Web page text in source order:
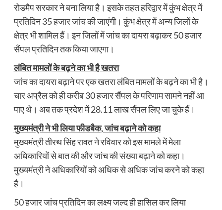
रोडमैप सरकार ने बना लिया है। इसके तहत हरिद्वार में कुंभ क्षेत्र में
प्रतिदिन 35 हजार जांच की जाएंगी। कुंभ क्षेत्र में अन्य जिलों के
क्षेत्र भी शामिल हैं। इन जिलों में जांच का दायरा बढ़ाकर 50 हजार
सैंपल प्रतिदिन तक किया जाएगा।
लंबित मामलों के बढ़ने का भी है खतरा
जांच का दायरा बढ़ाने पर एक खतरा लंबित मामलों के बढ़ने का भी है।
चार अप्रैल को ही करीब 30 हजार सैंपल के परिणाम सामने नहीं आ
पाए थे। अब तक प्रदेश में 28.11 लाख सैंपल लिए जा चुके हैं।
मुख्यमंत्री ने भी लिया फीडबैक, जांच बढ़ाने को कहा
मुख्यमंत्री तीरथ सिंह रावत ने रविवार को इस मामले में मेला
अधिकारियों से बात की और जांच की संख्या बढ़ाने को कहा।
मुख्यमंत्री ने अधिकारियों को अधिक से अधिक जांच करने को कहा
है।
50 हजार जांच प्रतिदिन का लक्ष्य जल्द ही हासिल कर लिया